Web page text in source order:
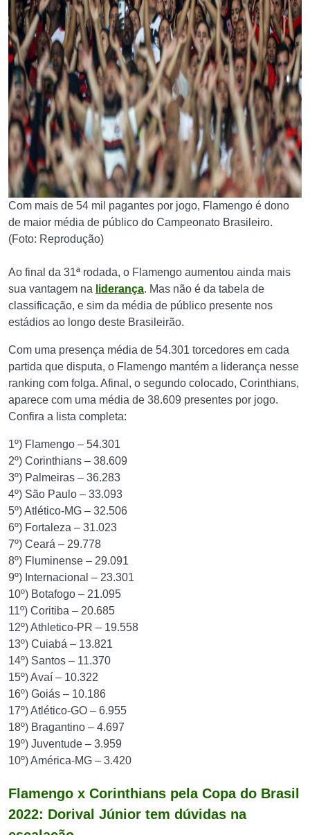
Com mais de 54 mil pagantes por jogo, Flamengo é dono
de maior média de público do Campeonato Brasileiro.
(Foto: Reprodução)
Ao final da 31ª rodada, o Flamengo aumentou ainda mais
sua vantagem na liderança. Mas não é da tabela de
classificação, e sim da média de público presente nos
estádios ao longo deste Brasileirão.
Com uma presença média de 54.301 torcedores em cada
partida que disputa, o Flamengo mantém a liderança nesse
ranking com folga. Afinal, o segundo colocado, Corinthians,
aparece com uma média de 38.609 presentes por jogo.
Confira a lista completa:
1º) Flamengo – 54.301
2º) Corinthians – 38.609
3º) Palmeiras – 36.283
4º) São Paulo – 33.093
5º) Atlético-MG – 32.506
6º) Fortaleza – 31.023
7º) Ceará – 29.778
8º) Fluminense – 29.091
9º) Internacional – 23.301
10º) Botafogo – 21.095
11º) Coritiba – 20.685
12º) Athletico-PR – 19.558
13º) Cuiabá – 13.821
14º) Santos – 11.370
15º) Avaí – 10.322
16º) Goiás – 10.186
17º) Atlético-GO – 6.955
18º) Bragantino – 4.697
19º) Juventude – 3.959
10º) América-MG – 3.420
Flamengo x Corinthians pela Copa do Brasil
2022: Dorival Júnior tem dúvidas na